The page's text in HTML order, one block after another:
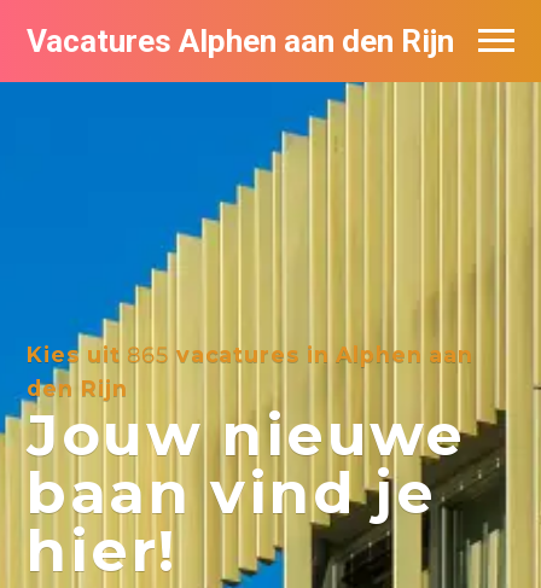
Vacatures Alphen aan den Rijn
Kies uit 865 vacatures in Alphen aan
den Rijn
Jouw nieuwe
baan vind je
hier!
Vacatures per bedrijf in Alphen aan den
De populairste vacatures in Alphen aan